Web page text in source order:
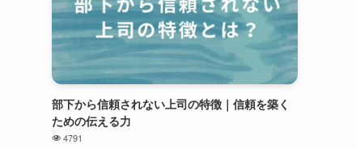
部下から信頼されない上司の特徴｜信頼を築く
ための伝える力
4791